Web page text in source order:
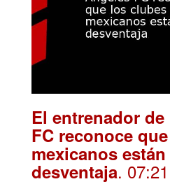
El entrenador
FC reconoce
mexicanos están
desventaja. 07:21